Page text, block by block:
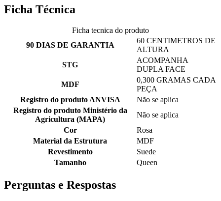
Ficha Técnica
Ficha tecnica do produto
90 DIAS DE GARANTIA
60 CENTIMETROS DE
ALTURA
STG
ACOMPANHA
DUPLA FACE
MDF
0,300 GRAMAS CADA
PEÇA
Registro do produto ANVISA
Não se aplica
Registro do produto Ministério da
Agricultura (MAPA)
Não se aplica
Cor
Rosa
Material da Estrutura
MDF
Revestimento
Suede
Tamanho
Queen
Perguntas e Respostas